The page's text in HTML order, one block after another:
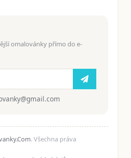
omalovánky přímo do e-
. Všechna práva